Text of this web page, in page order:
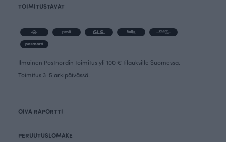
TOIMITUSTAVAT
Ilmainen Postnordin toimitus yli 100 € tilauksille Suomessa.
Toimitus 3-5 arkipäivässä.
OIVA RAPORTTI
PERUUTUSLOMAKE